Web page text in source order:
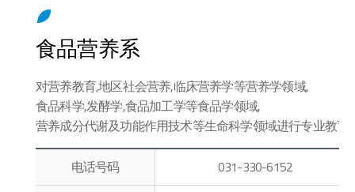
食品营养系
对营养教育,地区社会营养,临床营养学等营养学领域,
食品科学,发酵学,食品加工学等食品学领域,
营养成分代谢及功能作用技术等生命科学领域进行专业教育,
实现供餐经营管理的效率化经营
电话号码
031-330-6152